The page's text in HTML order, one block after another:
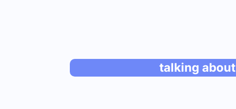
talking about